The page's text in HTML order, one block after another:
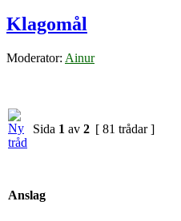
Klagomål
Moderator: Ainur
Sida 1 av 2 [ 81 trådar ]
Anslag